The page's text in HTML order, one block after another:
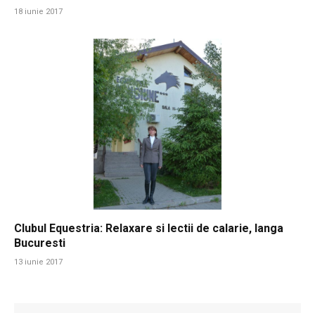
18 iunie 2017
Clubul Equestria: Relaxare si lectii de calarie, langa
Bucuresti
13 iunie 2017